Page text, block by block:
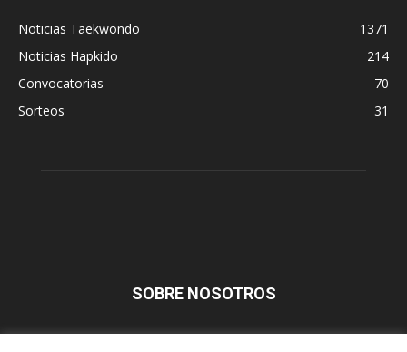
Noticias Taekwondo
1371
Noticias Hapkido
214
Convocatorias
70
Sorteos
31
SOBRE NOSOTROS